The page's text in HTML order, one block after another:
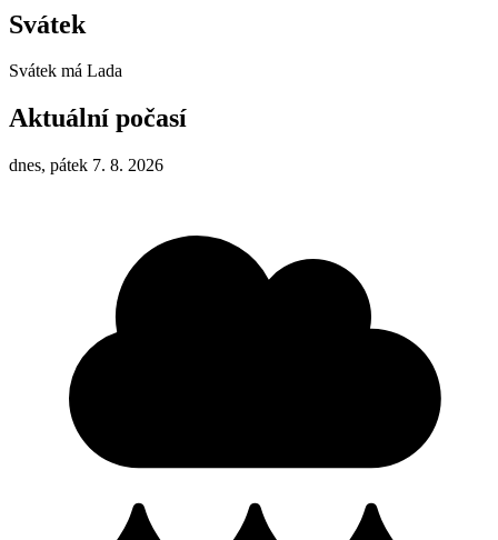
Svátek
Svátek má Lada
Aktuální počasí
dnes, pátek 7. 8. 2026